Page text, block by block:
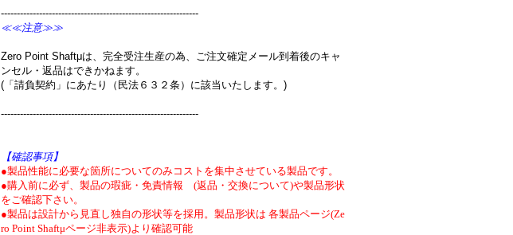
--------------------------------------------------------------
≪≪注意≫≫
Zero Point Shaftμは、完全受注生産の為、ご注文確定メール到着後のキャ
ンセル・返品はできかねます。
(「請負契約」にあたり（民法６３２条）に該当いたします。)
--------------------------------------------------------------
【確認事項】
●製品性能に必要な箇所についてのみコストを集中させている製品です。
●購入前に必ず、製品の瑕疵・免責情報 (返品・交換について)や製品形状
をご確認下さい。
●製品は設計から見直し独自の形状等を採用。製品形状は 各製品ページ(Ze
ro Point Shaftμページ非表示)より確認可能